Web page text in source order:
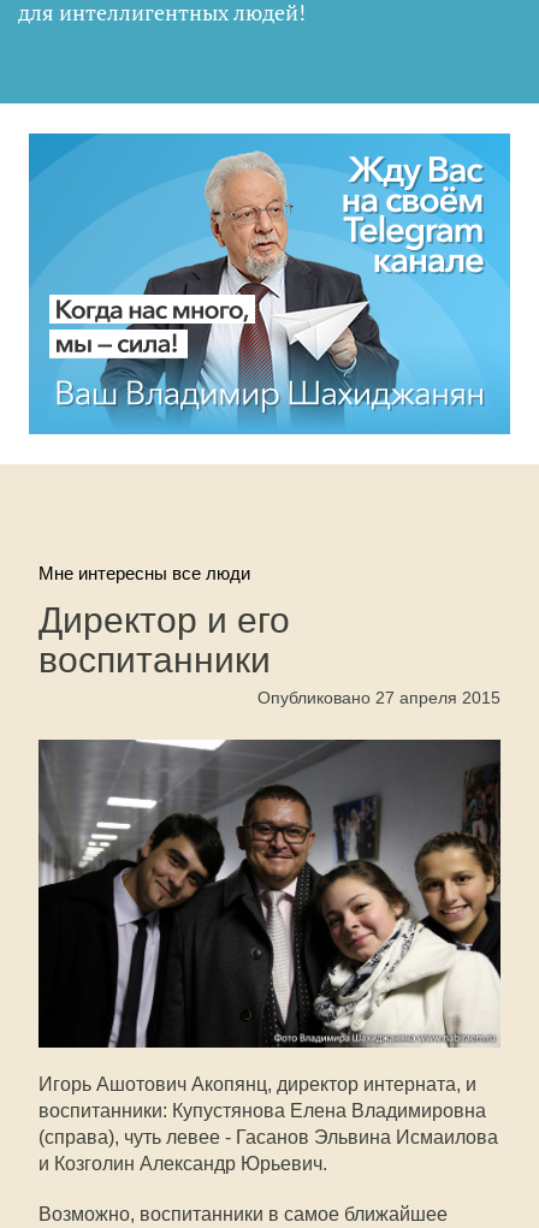
для интеллигентных людей!
Мне интересны все люди
Директор и его
воспитанники
Опубликовано 27 апреля 2015
Игорь Ашотович Акопянц, директор интерната, и
воспитанники: Купустянова Елена Владимировна
(справа), чуть левее - Гасанов Эльвина Исмаилова
и Козголин Александр Юрьевич.
Возможно, воспитанники в самое ближайшее